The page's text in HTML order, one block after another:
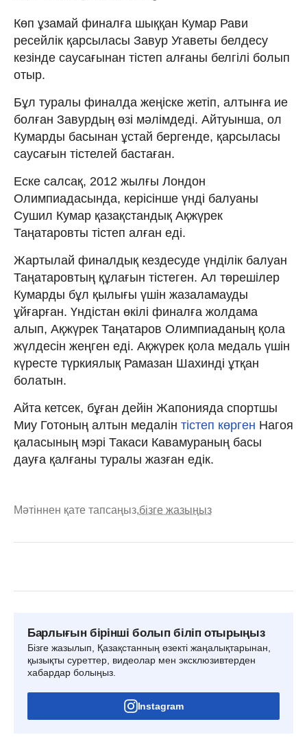
Көп ұзамай финалға шыққан Кумар Рави
ресейлік қарсыласы Завур Угаветы белдесу
кезінде саусағынан тістеп алғаны белгілі болып
отыр.
Бұл туралы финалда жеңіске жетіп, алтынға ие
болған Завурдың өзі мәлімдеді. Айтуынша, ол
Кумарды басынан ұстай бергенде, қарсыласы
саусағын тістелей бастаған.
Еске салсақ, 2012 жылғы Лондон
Олимпиадасында, керісінше үнді балуаны
Сушил Кумар қазақстандық Ақжүрек
Таңатаровты тістеп алған еді.
Жартылай финалдық кездесуде үнділік балуан
Таңатаровтың құлағын тістеген. Ал төрешілер
Кумарды бұл қылығы үшін жазаламауды
ұйғарған. Үндістан өкілі финалға жолдама
алып, Ақжүрек Таңатаров Олимпиаданың қола
жүлдесін жеңген еді. Ақжүрек қола медаль үшін
күресте түркиялық Рамазан Шахинді ұтқан
болатын.
Айта кетсек, бұған дейін Жапонияда спортшы
Миу Готоның алтын медалін тістеп көрген Нагоя
қаласының мэрі Такаси Кавамураның басы
дауға қалғаны туралы жазған едік.
Мәтіннен қате тапсаңыз,бізге жазыңыз
Барлығын бірінші болып біліп отырыңыз
Бізге жазылып, Қазақстанның өзекті жаңалықтарынан,
қызықты суреттер, видеолар мен эксклюзивтерден
хабардар болыңыз.
Instagram